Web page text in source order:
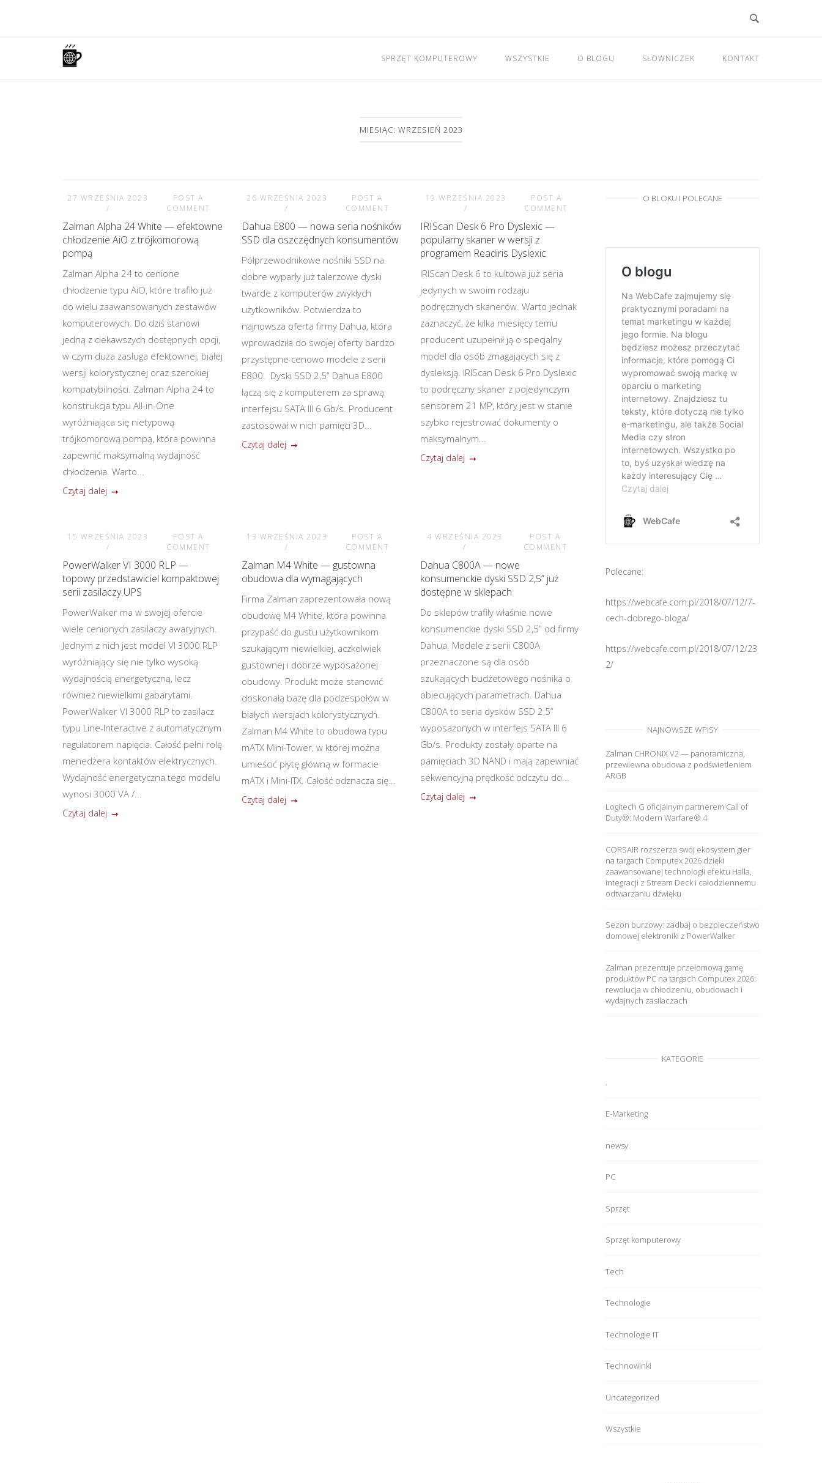
Home
SPRZĘT KOMPUTEROWY WSZYSTKIE O BLOGU SŁOWNICZEK KONTAKT
MIESIĄC: WRZESIEŃ 2023
27 WRZEŚNIA 2023
POST A
COMMENT
Zalman Alpha 24 White — efektowne
chłodzenie AiO z trójkomorową
pompą
Zalman Alpha 24 to cenione
chłodzenie typu AiO, które trafiło już
do wielu zaawansowanych zestawów
komputerowych. Do dziś stanowi
jedną z ciekawszych dostępnych opcji,
w czym duża zasługa efektownej, białej
wersji kolorystycznej oraz szerokiej
kompatybilności. Zalman Alpha 24 to
konstrukcja typu All-in-One
wyróżniająca się nietypową
trójkomorową pompą, która powinna
zapewnić maksymalną wydajność
chłodzenia. Warto...
Czytaj dalej
26 WRZEŚNIA 2023
POST A
COMMENT
Dahua E800 — nowa seria nośników
SSD dla oszczędnych konsumentów
Półprzewodnikowe nośniki SSD na
dobre wyparły już talerzowe dyski
twarde z komputerów zwykłych
użytkowników. Potwierdza to
najnowsza oferta firmy Dahua, która
wprowadziła do swojej oferty bardzo
przystępne cenowo modele z serii
E800. Dyski SSD 2,5” Dahua E800
łączą się z komputerem za sprawą
interfejsu SATA III 6 Gb/s. Producent
zastosował w nich pamięci 3D...
Czytaj dalej
19 WRZEŚNIA 2023
POST A
COMMENT
IRIScan Desk 6 Pro Dyslexic —
popularny skaner w wersji z
programem Readiris Dyslexic
IRIScan Desk 6 to kultowa już seria
jedynych w swoim rodzaju
podręcznych skanerów. Warto jednak
zaznaczyć, że kilka miesięcy temu
producent uzupełnił ją o specjalny
model dla osób zmagających się z
dysleksją. IRIScan Desk 6 Pro Dyslexic
to podręczny skaner z pojedynczym
sensorem 21 MP, który jest w stanie
szybko rejestrować dokumenty o
maksymalnym...
Czytaj dalej
15 WRZEŚNIA 2023
POST A
COMMENT
PowerWalker VI 3000 RLP —
topowy przedstawiciel kompaktowej
serii zasilaczy UPS
PowerWalker ma w swojej ofercie
wiele cenionych zasilaczy awaryjnych.
Jednym z nich jest model VI 3000 RLP
wyróżniający się nie tylko wysoką
wydajnością energetyczną, lecz
również niewielkimi gabarytami.
PowerWalker VI 3000 RLP to zasilacz
typu Line-Interactive z automatycznym
regulatorem napięcia. Całość pełni rolę
menedżera kontaktów elektrycznych.
Wydajność energetyczna tego modelu
wynosi 3000 VA /...
Czytaj dalej
13 WRZEŚNIA 2023
POST A
COMMENT
Zalman M4 White — gustowna
obudowa dla wymagających
Firma Zalman zaprezentowała nową
obudowę M4 White, która powinna
przypaść do gustu użytkownikom
szukającym niewielkiej, aczkolwiek
gustownej i dobrze wyposażonej
obudowy. Produkt może stanowić
doskonałą bazę dla podzespołów w
białych wersjach kolorystycznych.
Zalman M4 White to obudowa typu
mATX Mini-Tower, w której można
umieścić płytę główną w formacie
mATX i Mini-ITX. Całość odznacza się...
Czytaj dalej
4 WRZEŚNIA 2023
POST A
COMMENT
Dahua C800A — nowe
konsumenckie dyski SSD 2,5” już
dostępne w sklepach
Do sklepów trafiły właśnie nowe
konsumenckie dyski SSD 2,5” od firmy
Dahua. Modele z serii C800A
przeznaczone są dla osób
szukających budżetowego nośnika o
obiecujących parametrach. Dahua
C800A to seria dysków SSD 2,5”
wyposażonych w interfejs SATA III 6
Gb/s. Produkty zostały oparte na
pamięciach 3D NAND i mają zapewniać
sekwencyjną prędkość odczytu do...
Czytaj dalej
O BLOKU I POLECANE
Polecane:
https://webcafe.com.pl/2018/07/12/7-
cech-dobrego-bloga/
https://webcafe.com.pl/2018/07/12/23
2/
NAJNOWSZE WPISY
Zalman CHRONIX V2 — panoramiczna,
przewiewna obudowa z podświetleniem
ARGB
Logitech G oficjalnym partnerem Call of
Duty®: Modern Warfare® 4
CORSAIR rozszerza swój ekosystem gier
na targach Computex 2026 dzięki
zaawansowanej technologii efektu Halla,
integracji z Stream Deck i całodziennemu
odtwarzaniu dźwięku
Sezon burzowy: zadbaj o bezpieczeństwo
domowej elektroniki z PowerWalker
Zalman prezentuje przełomową gamę
produktów PC na targach Computex 2026:
rewolucja w chłodzeniu, obudowach i
wydajnych zasilaczach
KATEGORIE
.
E-Marketing
newsy
PC
Sprzęt
Sprzęt komputerowy
Tech
Technologie
Technologie IT
Technowinki
Uncategorized
Wszystkie